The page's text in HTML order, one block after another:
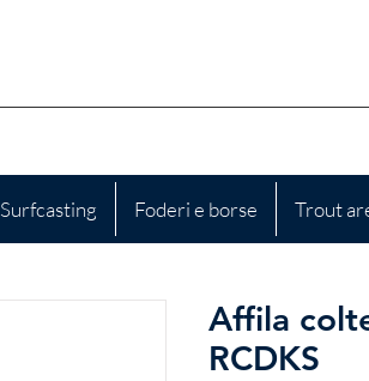
Surfcasting Foderi e borse Trout
Affila
RCDKS